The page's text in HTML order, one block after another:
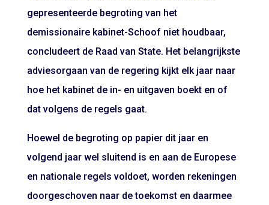
gepresenteerde begroting van het
demissionaire kabinet-Schoof niet houdbaar,
concludeert de Raad van State. Het belangrijkste
adviesorgaan van de regering kijkt elk jaar naar
hoe het kabinet de in- en uitgaven boekt en of
dat volgens de regels gaat.
Hoewel de begroting op papier dit jaar en
volgend jaar wel sluitend is en aan de Europese
en nationale regels voldoet, worden rekeningen
doorgeschoven naar de toekomst en daarmee